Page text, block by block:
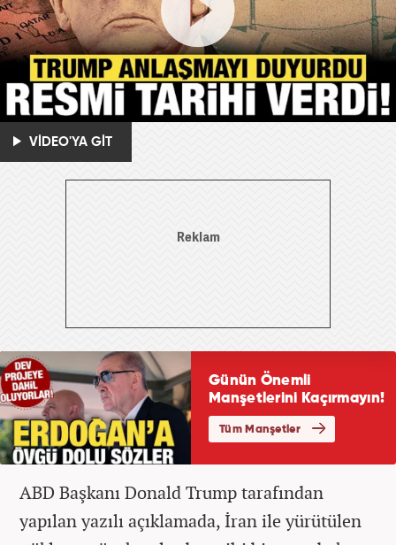
VİDEO'YA GİT
ABD Başkanı Donald Trump tarafından
yapılan yazılı açıklamada, İran ile yürütülen